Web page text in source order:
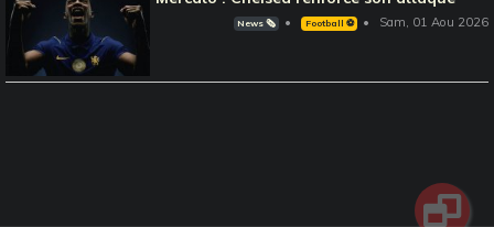
News 🗞️ Football ⚽️ Sam, 01 Aou 2026